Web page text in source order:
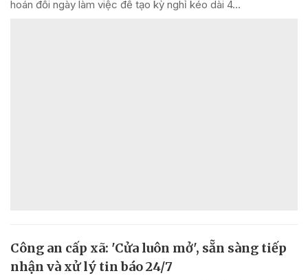
hoán đổi ngày làm việc để tạo kỳ nghỉ kéo dài 4...
Công an cấp xã: 'Cửa luôn mở', sẵn sàng tiếp
nhận và xử lý tin báo 24/7